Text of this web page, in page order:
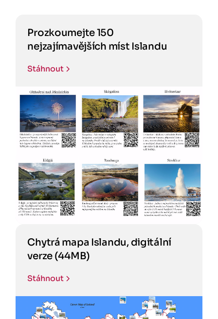
Prozkoumejte 150
nejzajímavějších míst Islandu
Stáhnout
Chytrá mapa Islandu, digitální
verze (44MB)
Stáhnout